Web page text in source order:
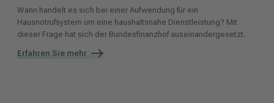
Wann handelt es sich bei einer Aufwendung für ein
Hausnotrufsystem um eine haushaltsnahe Dienstleistung? Mit
dieser Frage hat sich der Bundesfinanzhof auseinandergesetzt.
Erfahren Sie mehr